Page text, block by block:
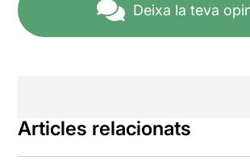
Deixa la teva
Articles relacionats